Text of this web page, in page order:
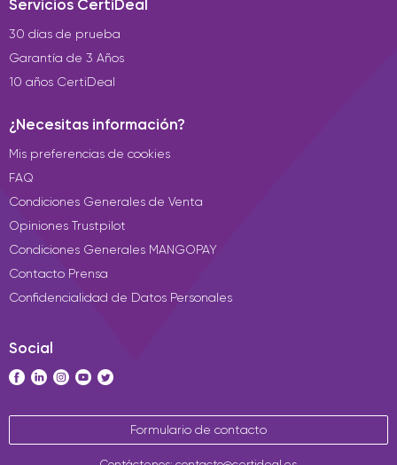
Servicios CertiDeal
30 días de prueba
Garantía de 3 Años
10 años CertiDeal
¿Necesitas información?
Mis preferencias de cookies
FAQ
Condiciones Generales de Venta
Opiniones Trustpilot
Condiciones Generales MANGOPAY
Contacto Prensa
Confidencialidad de Datos Personales
Social
Formulario de contacto